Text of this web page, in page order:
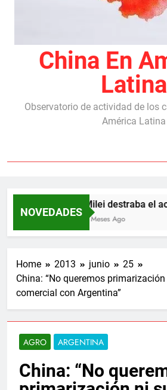
China En
Latina
Observatorio de actividad de los
América Latina
NOVEDADES
Milei destraba el
5 Meses Ago
Home 2013 junio
25
China: “No queremos
comercial con Argentina”
AGRO ARGENTINA
China: “No